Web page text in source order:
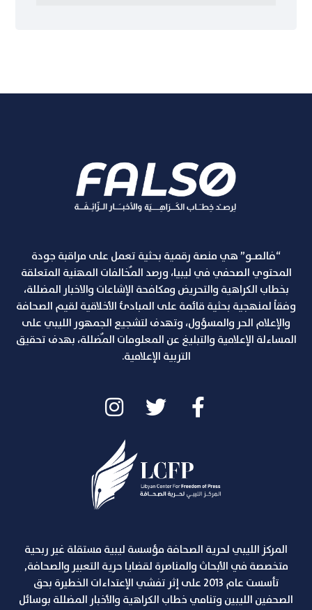
“فالصـو” هي منصة رقمية بحثية تعمل على مراقبة جودة
المحتوي الصحفي في ليبيا، ورصد المٌخالفات المهنية المتعلقة
بخطاب الكراهية والتحريض ومكافحة الإشاعات والاخبار المضللة،
وفقاً لمنهجية بحثية قائمة على المبادئ الأخلاقية لقيم الصحافة
والإعلام الحر والمسؤول، وتهدف لتشجيع الجمهور الليبي على
المساءلة الإعلامية والتبليغ عن المعلومات المٌضللة، بهدف تحقيق
التربية الإعلامية.
المركز الليبي لحرية الصحافة مؤسسة ليبية مستقلة غير ربحية
متخصصة في الأبحاث والمناصرة لقضايا حرية التعبير والصحافة,
تأسست عام 2013 على إثر تفشي الإعتداءات الخطيرة بحق
الصحفين الليبين وتنامي خطاب الكراهية والأخبار المضللة بوسائل